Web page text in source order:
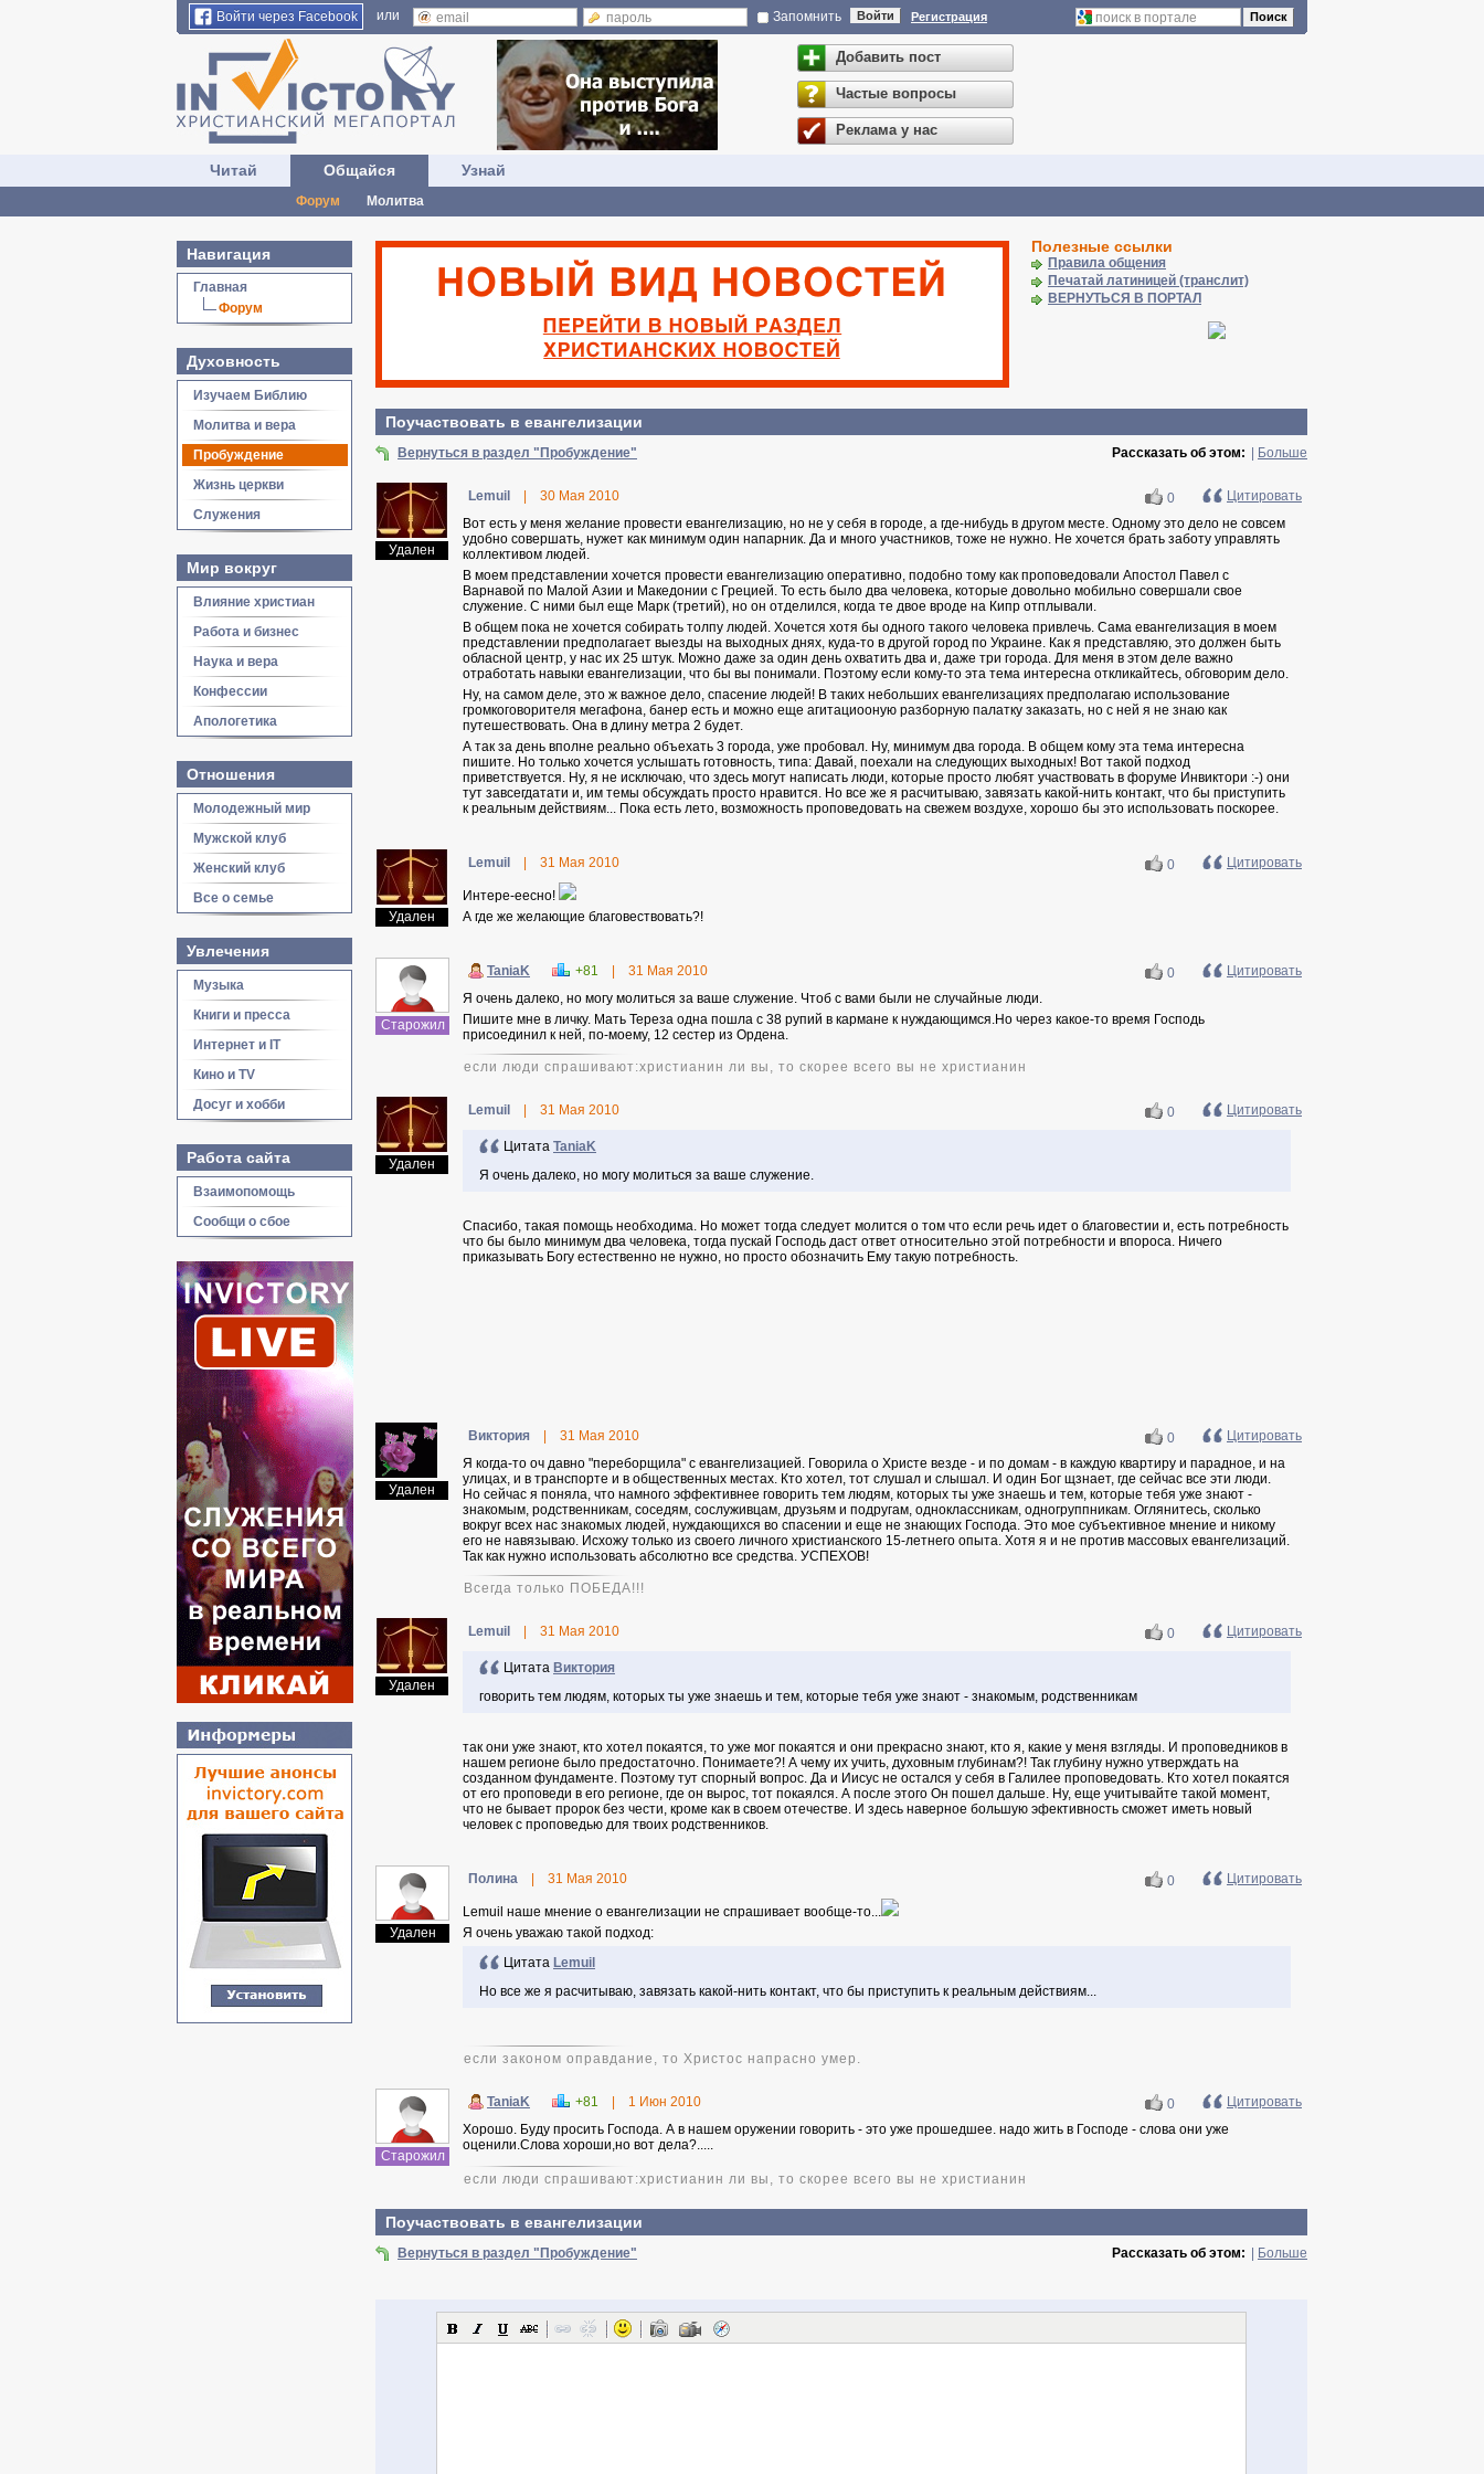
Войти через Facebook или Запомнить Войти Регистрация Поиск
Добавить пост
Частые вопросы
Реклама у нас
Читай Общайся
Форум Молитва
Узнай
Навигация
Главная
Форум
Духовность
Изучаем Библию
Молитва и вера
Пробуждение
Жизнь церкви
Служения
Мир вокруг
Влияние христиан
Работа и бизнес
Наука и вера
Конфессии
Апологетика
Отношения
Молодежный мир
Мужской клуб
Женский клуб
Все о семье
Увлечения
Музыка
Книги и пресса
Интернет и IT
Кино и TV
Досуг и хобби
Работа сайта
Взаимопомощь
Сообщи о сбое
Полезные ссылки
Правила общения
Печатай латиницей (транслит)
ВЕРНУТЬСЯ В ПОРТАЛ
Поучаствовать в евангелизации
Вернуться в раздел "Пробуждение" Больше
Рассказать об этом:
Удален
Lemuil 30 Мая 2010 0
Цитировать
Вот есть у меня желание провести евангелизацию, но не у себя в городе, а где-нибудь в другом месте. Одному это дело не совсем
удобно совершать, нужет как минимум один напарник. Да и много участников, тоже не нужно. Не хочется брать заботу управлять
коллективом людей.
В моем представлении хочется провести евангелизацию оперативно, подобно тому как проповедовали Апостол Павел с
Варнавой по Малой Азии и Македонии с Грецией. То есть было два человека, которые довольно мобильно совершали свое
служение. С ними был еще Марк (третий), но он отделился, когда те двое вроде на Кипр отплывали.
В общем пока не хочется собирать толпу людей. Хочется хотя бы одного такого человека привлечь. Сама евангелизация в моем
представлении предполагает выезды на выходных днях, куда-то в другой город по Украине. Как я представляю, это должен быть
обласной центр, у нас их 25 штук. Можно даже за один день охватить два и, даже три города. Для меня в этом деле важно
отработать навыки евангелизации, что бы вы понимали. Поэтому если кому-то эта тема интересна откликайтесь, обговорим дело.
Ну, на самом деле, это ж важное дело, спасение людей! В таких небольших евангелизациях предполагаю использование
громкоговорителя мегафона, банер есть и можно еще агитациооную разборную палатку заказать, но с ней я не знаю как
путешествовать. Она в длину метра 2 будет.
А так за день вполне реально объехать 3 города, уже пробовал. Ну, минимум два города. В общем кому эта тема интересна
пишите. Но только хочется услышать готовность, типа: Давай, поехали на следующих выходных! Вот такой подход
приветствуется. Ну, я не исключаю, что здесь могут написать люди, которые просто любят участвовать в форуме Инвиктори :-) они
тут завсегдатати и, им темы обсуждать просто нравится. Но все же я расчитываю, завязать какой-нить контакт, что бы приступить
к реальным действиям... Пока есть лето, возможность проповедовать на свежем воздухе, хорошо бы это использовать поскорее.
Удален
Lemuil 31 Мая 2010 0 Цитировать
Интере-еесно!
А где же желающие благовествовать?!
Старожил
TaniaK +81 31 Мая 2010 0
Цитировать
Я очень далеко, но могу молиться за ваше служение. Чтоб с вами были не случайные люди.
Пишите мне в личку. Мать Тереза одна пошла с 38 рупий в кармане к нуждающимся.Но через какое-то время Господь
присоединил к ней, по-моему, 12 сестер из Ордена.
если люди спрашивают:христианин ли вы, то скорее всего вы не христианин
Удален
Lemuil 31 Мая 2010 0 Цитировать
Цитата TaniaK
Я очень далеко, но могу молиться за ваше служение.
Спасибо, такая помощь необходима. Но может тогда следует молится о том что если речь идет о благовестии и, есть потребность
что бы было минимум два человека, тогда пускай Господь даст ответ относительно этой потребности и впороса. Ничего
приказывать Богу естественно не нужно, но просто обозначить Ему такую потребность.
Удален
Виктория 31 Мая 2010 0
Цитировать
Я когда-то оч давно "переборщила" с евангелизацией. Говорила о Христе везде - и по домам - в каждую квартиру и парадное, и на
улицах, и в транспорте и в общественных местах. Кто хотел, тот слушал и слышал. И один Бог щзнает, где сейчас все эти люди.
Но сейчас я поняла, что намного эффективнее говорить тем людям, которых ты уже знаешь и тем, которые тебя уже знают -
знакомым, родственникам, соседям, сослуживцам, друзьям и подругам, одноклассникам, одногруппникам. Оглянитесь, сколько
вокруг всех нас знакомых людей, нуждающихся во спасении и еще не знающих Господа. Это мое субъективное мнение и никому
его не навязываю. Исхожу только из своего личного христианского 15-летнего опыта. Хотя я и не против массовых евангелизаций.
Так как нужно использовать абсолютно все средства. УСПЕХОВ!
Всегда только ПОБЕДА!!!
Удален
Lemuil 31 Мая 2010 0 Цитировать
Цитата Виктория
говорить тем людям, которых ты уже знаешь и тем, которые тебя уже знают - знакомым, родственникам
так они уже знают, кто хотел покаятся, то уже мог покаятся и они прекрасно знают, кто я, какие у меня взгляды. И проповедников в
нашем регионе было предостаточно. Понимаете?! А чему их учить, духовным глубинам?! Так глубину нужно утверждать на
созданном фундаменте. Поэтому тут спорный вопрос. Да и Иисус не остался у себя в Галилее проповедовать. Кто хотел покаятся
от его проповеди в его регионе, где он вырос, тот покаялся. А после этого Он пошел дальше. Ну, еще учитывайте такой момент,
что не бывает пророк без чести, кроме как в своем отечестве. И здесь наверное большую эфективность сможет иметь новый
человек с проповедью для твоих родственников.
Удален
Полина 31 Мая 2010 0 Цитировать
Lemuil наше мнение о евангелизации не спрашивает вообще-то...
Я очень уважаю такой подход:
Цитата Lemuil
Но все же я расчитываю, завязать какой-нить контакт, что бы приступить к реальным действиям...
если законом оправдание, то Христос напрасно умер.
Старожил
TaniaK +81 1 Июн 2010 0
Цитировать
Хорошо. Буду просить Господа. А в нашем оружении говорить - это уже прошедшее. надо жить в Господе - слова они уже
оценили.Слова хороши,но вот дела?.....
если люди спрашивают:христианин ли вы, то скорее всего вы не христианин
Поучаствовать в евангелизации
Вернуться в раздел "Пробуждение" Больше
Рассказать об этом: